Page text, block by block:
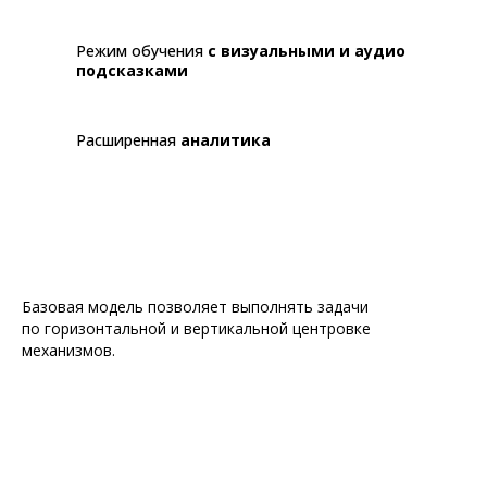
Режим обучения с визуальными и аудио
подсказками
Расширенная аналитика
Базовая модель позволяет выполнять задачи
по горизонтальной и вертикальной центровке
механизмов.